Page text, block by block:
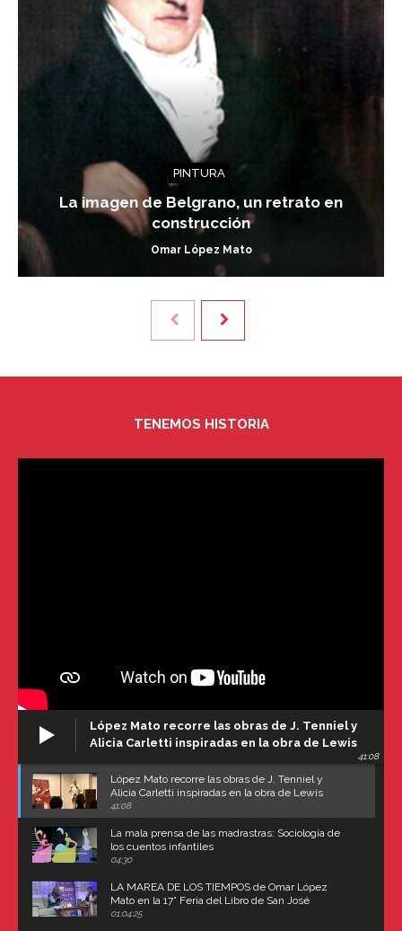
PINTURA
La imagen de Belgrano, un retrato en
construcción
Omar López Mato
TENEMOS HISTORIA
López Mato recorre las obras de J. Tenniel y
Alicia Carletti inspiradas en la obra de Lewis
41:08
López Mato recorre las obras de J. Tenniel y
Alicia Carletti inspiradas en la obra de Lewis
Carroll
41:08
La mala prensa de las madrastras: Sociología de
los cuentos infantiles
04:30
LA MAREA DE LOS TIEMPOS de Omar López
Mato en la 17° Feria del Libro de San José
(Uruguay)
01:04:25